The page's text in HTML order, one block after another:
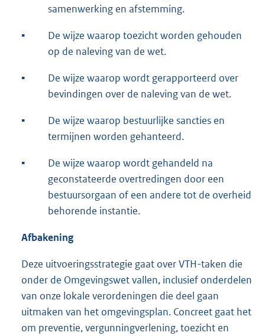
samenwerking en afstemming.
▪︎
De wijze waarop toezicht worden gehouden
op de naleving van de wet.
▪︎
De wijze waarop wordt gerapporteerd over
bevindingen over de naleving van de wet.
▪︎
De wijze waarop bestuurlijke sancties en
termijnen worden gehanteerd.
▪︎
De wijze waarop wordt gehandeld na
geconstateerde overtredingen door een
bestuursorgaan of een andere tot de overheid
behorende instantie.
Afbakening
Deze uitvoeringsstrategie gaat over VTH-taken die
onder de Omgevingswet vallen, inclusief onderdelen
van onze lokale verordeningen die deel gaan
uitmaken van het omgevingsplan. Concreet gaat het
om preventie, vergunningverlening, toezicht en